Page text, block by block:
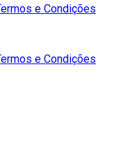
e Condições
e Condições